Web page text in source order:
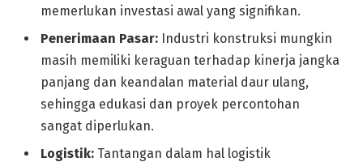
memerlukan investasi awal yang signifikan.
Penerimaan Pasar: Industri konstruksi mungkin
masih memiliki keraguan terhadap kinerja jangka
panjang dan keandalan material daur ulang,
sehingga edukasi dan proyek percontohan
sangat diperlukan.
Logistik: Tantangan dalam hal logistik